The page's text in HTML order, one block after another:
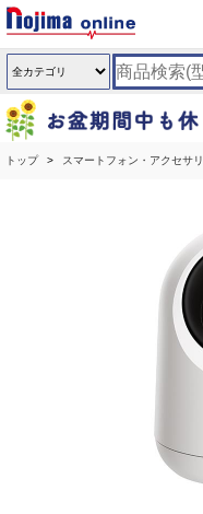
トップ スマートフォン・アクセサリ